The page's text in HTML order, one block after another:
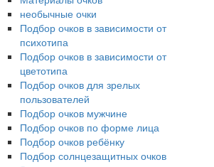
необычные очки
Подбор очков в зависимости от
психотипа
Подбор очков в зависимости от
цветотипа
Подбор очков для зрелых
пользователей
Подбор очков мужчине
Подбор очков по форме лица
Подбор очков ребёнку
Подбор солнцезащитных очков